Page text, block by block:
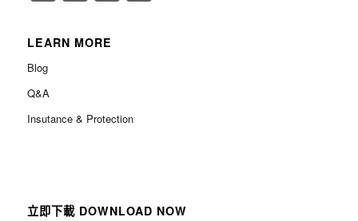
LEARN MORE
Blog
Q&A
Insutance & Protection
立即下載 DOWNLOAD NOW